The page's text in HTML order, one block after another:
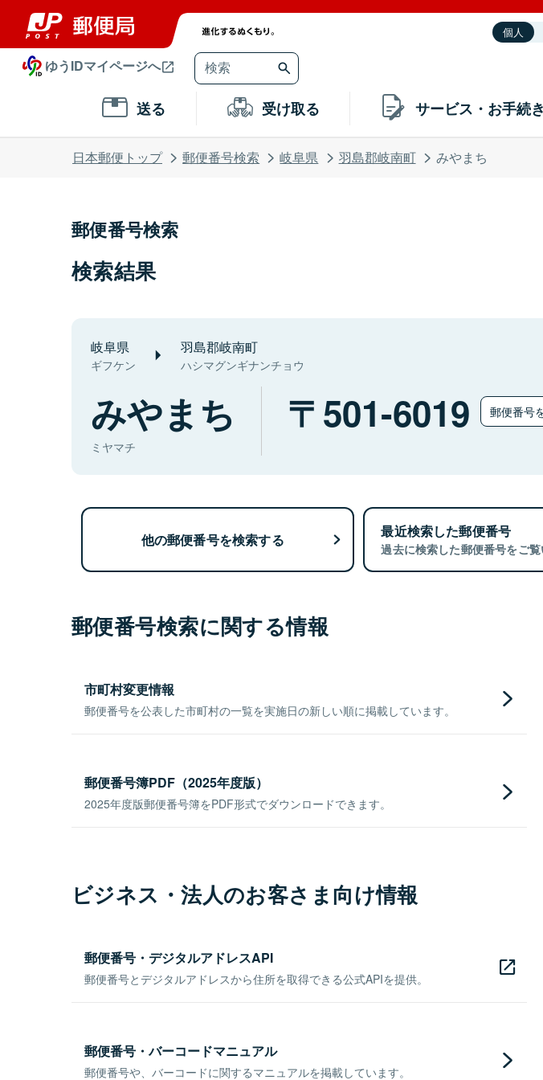
個人
ゆうIDマイページへ
送る 受け取る サービス・お手続き
日本郵便トップ 郵便番号検索 岐阜県 羽島郡岐南町 みやまち
郵便番号検索
検索結果
岐阜県
ギフケン
羽島郡岐南町
ハシマグンギナンチョウ
みやまち
ミヤマチ
501-6019 郵便番号
他の郵便番号を検索する 最近検索した郵便番号
過去に検索した郵便番号をご覧
郵便番号検索に関する情報
市町村変更情報
郵便番号を公表した市町村の一覧を実施日の新しい順に掲載しています。
郵便番号簿PDF（2025年度版）
2025年度版郵便番号簿をPDF形式でダウンロードできます。
ビジネス・法人のお客さま向け情報
郵便番号・デジタルアドレスAPI
郵便番号とデジタルアドレスから住所を取得できる公式APIを提供。
郵便番号・バーコードマニュアル
郵便番号や、バーコードに関するマニュアルを掲載しています。